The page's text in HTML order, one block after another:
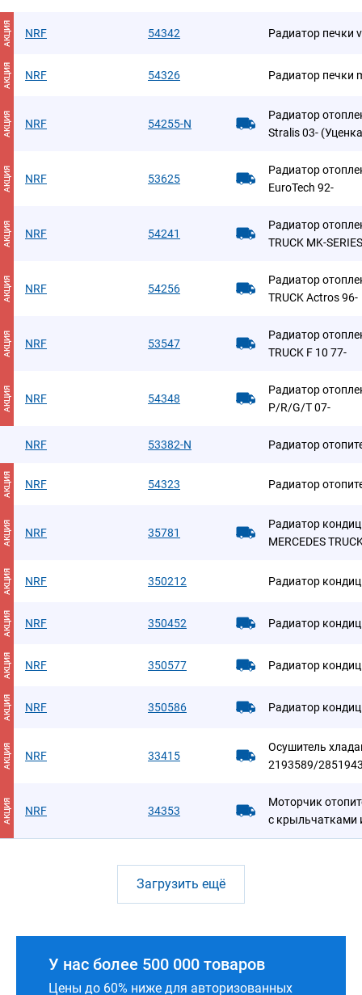
АКЦИЯ NRF 54342 Радиатор печки
АКЦИЯ NRF 54326 Радиатор печки
АКЦИЯ NRF 54255-N
Радиатор
Stralis 03-
АКЦИЯ NRF 53625
Радиатор
EuroTech 92-
АКЦИЯ NRF 54241
Радиатор
TRUCK MK-
АКЦИЯ NRF 54256
Радиатор
TRUCK Actros 96-
АКЦИЯ NRF 53547
Радиатор
TRUCK F 10 77-
АКЦИЯ NRF 54348
Радиатор
P/R/G/T 07-
NRF 53382-N Радиатор
АКЦИЯ NRF 54323 Радиатор
АКЦИЯ NRF 35781
Радиатор
MERCEDES
АКЦИЯ NRF 350212 Радиатор
АКЦИЯ NRF 350452 Радиатор
АКЦИЯ NRF 350577 Радиатор
АКЦИЯ NRF 350586 Радиатор
АКЦИЯ NRF 33415
Осушитель
2193589/
АКЦИЯ NRF 34353
Моторчик
с крыльчатками
Загрузить ещё
У нас более 500 000 товаров
Цены до 60% ниже для авторизованных